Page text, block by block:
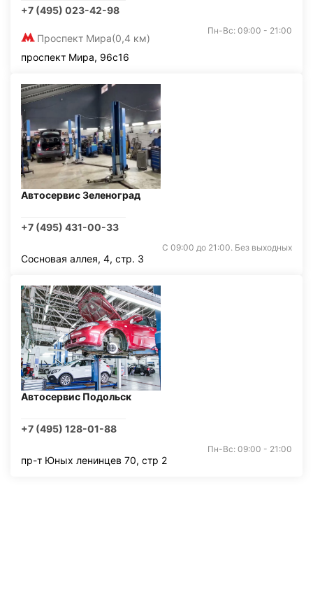
+7 (495) 023-42-98
Проспект Мира(0,4 км)
Пн-Вс: 09:00 - 21:00
проспект Мира, 96с16
Автосервис Зеленоград
+7 (495) 431-00-33
С 09:00 до 21:00. Без выходных
Сосновая аллея, 4, стр. 3
Автосервис Подольск
+7 (495) 128-01-88
Пн-Вс: 09:00 - 21:00
пр-т Юных ленинцев 70, стр 2